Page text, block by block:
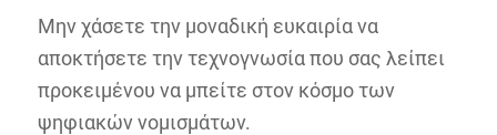
Μην χάσετε την μοναδική ευκαιρία να
αποκτήσετε την τεχνογνωσία που σας λείπει
προκειμένου να μπείτε στον κόσμο των
ψηφιακών νομισμάτων.